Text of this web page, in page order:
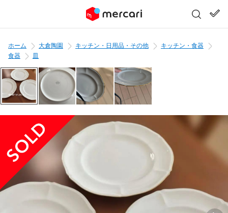
ホーム 大倉陶園 キッチン・日用品・その他
キッチン・食器
食器
皿